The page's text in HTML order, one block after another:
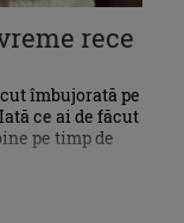
rece
îmbujorată pe
ce ai de făcut
pe timp de